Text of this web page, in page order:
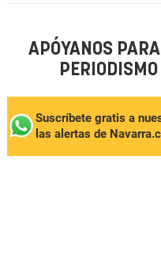
APÓYANOS
Suscríbete gratis a
las alertas de